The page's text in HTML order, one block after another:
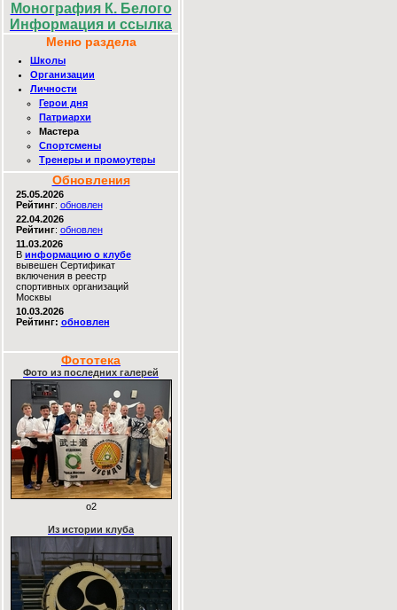
Монография К. Белого
Информация и ссылка
Меню раздела
Школы
Организации
Личности
Герои дня
Патриархи
Мастера
Спортсмены
Тренеры и промоутеры
Обновления
25.05.2026
Рейтинг: обновлен
22.04.2026
Рейтинг: обновлен
11.03.2026
В информацию о клубе
вывешен Сертификат
включения в реестр
спортивных организаций
Москвы
10.03.2026
Рейтинг: обновлен
Фототека
Фото из последних галерей
o2
Из истории клуба